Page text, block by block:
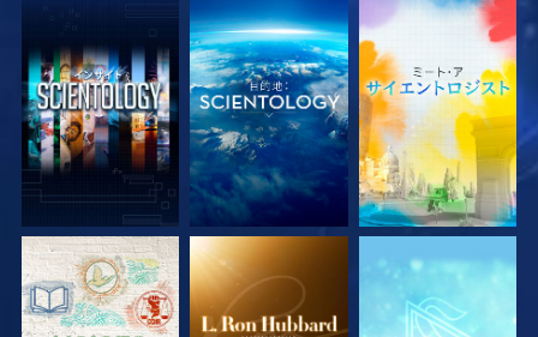
シリーズを探求 シリーズを探求 シリーズを探求